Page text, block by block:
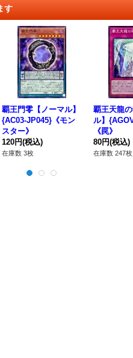
す
覇王門零【ノーマル】
{AC03-JP045}《モン
スター》
120円(税込)
在庫数 3枚
覇王天龍
ル】
《罠》
80円(税込)
在庫数 247枚